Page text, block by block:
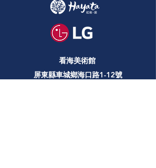
看海美術館
屏東縣車城鄉海口路1-12號